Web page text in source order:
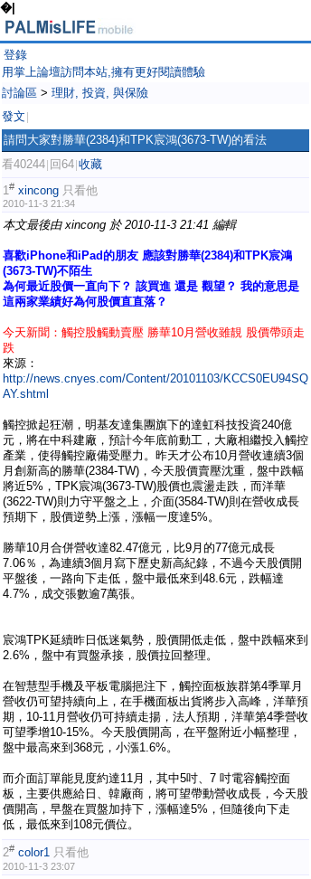
�|
登錄
用掌上論壇訪問本站,擁有更好閱讀體驗
討論區 > 理財, 投資, 與保險
發文
請問大家對勝華(2384)和TPK宸鴻(3673-TW)的看法
看40244 回64 收藏
1# xincong 只看他
2010-11-3 21:34
本文最後由 xincong 於 2010-11-3 21:41 編輯
喜歡iPhone和iPad的朋友 應該對勝華(2384)和TPK宸鴻
(3673-TW)不陌生
為何最近股價一直向下？ 該買進 還是 觀望？ 我的意思是
這兩家業績好為何股價直直落？
今天新聞：觸控股觸動賣壓 勝華10月營收雖靚 股價帶頭走
跌
來源：
http://news.cnyes.com/Content/20101103/KCCS0EU94SQ
AY.shtml
觸控掀起狂潮，明基友達集團旗下的達虹科技投資240億
元，將在中科建廠，預計今年底前動工，大廠相繼投入觸控
產業，使得觸控廠備受壓力。昨天才公布10月營收連續3個
月創新高的勝華(2384-TW)，今天股價賣壓沈重，盤中跌幅
將近5%，TPK宸鴻(3673-TW)股價也震盪走跌，而洋華
(3622-TW)則力守平盤之上，介面(3584-TW)則在營收成長
預期下，股價逆勢上漲，漲幅一度達5%。
勝華10月合併營收達82.47億元，比9月的77億元成長
7.06％，為連續3個月寫下歷史新高紀錄，不過今天股價開
平盤後，一路向下走低，盤中最低來到48.6元，跌幅達
4.7%，成交張數逾7萬張。
宸鴻TPK延續昨日低迷氣勢，股價開低走低，盤中跌幅來到
2.6%，盤中有買盤承接，股價拉回整理。
在智慧型手機及平板電腦挹注下，觸控面板族群第4季單月
營收仍可望持續向上，在手機面板出貨將步入高峰，洋華預
期，10-11月營收仍可持續走揚，法人預期，洋華第4季營收
可望季增10-15%。今天股價開高，在平盤附近小幅整理，
盤中最高來到368元，小漲1.6%。
而介面訂單能見度約達11月，其中5吋、7 吋電容觸控面
板，主要供應給日、韓廠商，將可望帶動營收成長，今天股
價開高，早盤在買盤加持下，漲幅達5%，但隨後向下走
低，最低來到108元價位。
2# color1 只看他
2010-11-3 23:07